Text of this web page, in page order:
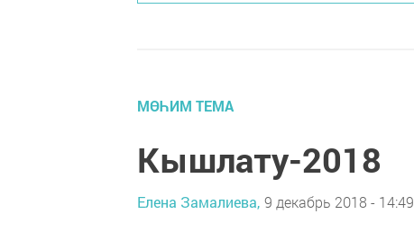
МӨҺИМ ТЕМА
Кышлату-2018
Елена Замалиева, 9 декабрь 2018 - 14:49